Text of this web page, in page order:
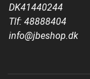
DK41440244
Tlf: 48888404
info@jbeshop.dk